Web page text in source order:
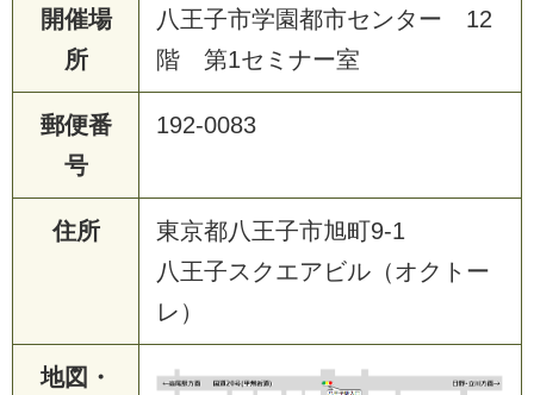
開催場
所
八王子市学園都市センター 12
階 第1セミナー室
郵便番
号
192-0083
住所
東京都八王子市旭町9-1
八王子スクエアビル（オクトー
レ）
地図・